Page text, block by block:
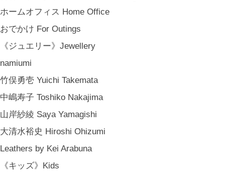
ホームオフィス Home Office
おでかけ For Outings
《ジュエリー》Jewellery
namiumi
竹俣勇壱 Yuichi Takemata
中嶋寿子 Toshiko Nakajima
山岸紗綾 Saya Yamagishi
大清水裕史 Hiroshi Ohizumi
Leathers by Kei Arabuna
《キッズ》Kids